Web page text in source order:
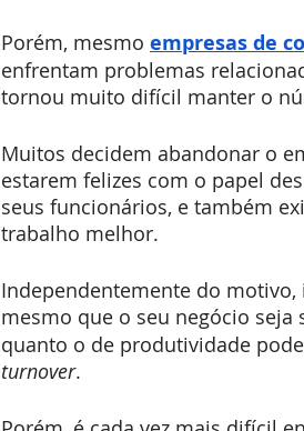
Porém, mesmo empresas de
enfrentam problemas
tornou muito difícil manter o
Muitos decidem abandonar o
estarem felizes com o papel
seus funcionários, e também
trabalho melhor.
Independentemente do
mesmo que o seu negócio seja
quanto o de produtividade
turnover.